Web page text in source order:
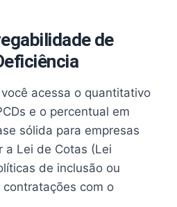
de
acessa o quantitativo
e o percentual em
sólida para empresas
a Lei de Cotas (Lei
de inclusão ou
com o